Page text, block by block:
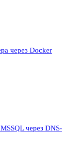
через Docker
через DNS-